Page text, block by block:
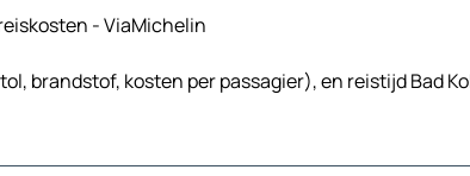
- ViaMichelin
brandstof, kosten per passagier), en reistijd Bad